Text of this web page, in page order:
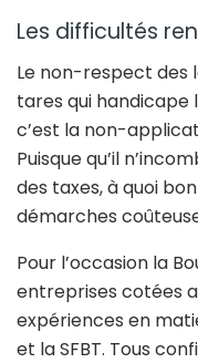
Les difficultés
Le non-respect des
tares qui handicape
c’est la non-
Puisque qu’il
des taxes, à quoi
démarches
Pour l’occasion la
entreprises cotées
expériences en
et la SFBT. Tous